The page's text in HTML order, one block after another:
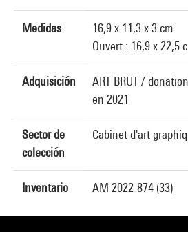
Medidas
16,9 x 11,3 x 3 cm
Ouvert : 16,9 x 22,5
Adquisición
ART BRUT /
en 2021
Sector de
colección
Cabinet d'art
Inventario AM 2022-874 (33)